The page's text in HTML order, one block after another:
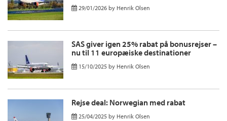
29/01/2026 by Henrik Olsen
SAS giver igen 25% rabat på bonusrejser –
nu til 11 europæiske destinationer
15/10/2025 by Henrik Olsen
Rejse deal: Norwegian med rabat
25/04/2025 by Henrik Olsen